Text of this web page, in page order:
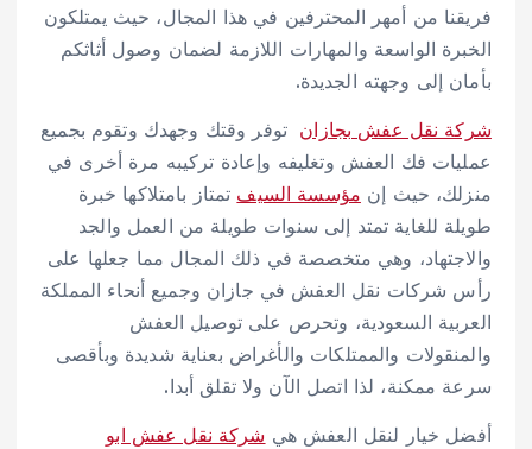
فريقنا من أمهر المحترفين في هذا المجال، حيث يمتلكون
الخبرة الواسعة والمهارات اللازمة لضمان وصول أثاثكم
بأمان إلى وجهته الجديدة.
شركة نقل عفش بجازان توفر وقتك وجهدك وتقوم بجميع
عمليات فك العفش وتغليفه وإعادة تركيبه مرة أخرى في
منزلك، حيث إن مؤسسة السيف تمتاز بامتلاكها خبرة
طويلة للغاية تمتد إلى سنوات طويلة من العمل والجد
والاجتهاد، وهي متخصصة في ذلك المجال مما جعلها على
رأس شركات نقل العفش في جازان وجميع أنحاء المملكة
العربية السعودية، وتحرص على توصيل العفش
والمنقولات والممتلكات والأغراض بعناية شديدة وبأقصى
سرعة ممكنة، لذا اتصل الآن ولا تقلق أبدا.
أفضل خيار لنقل العفش هي شركة نقل عفش ابو